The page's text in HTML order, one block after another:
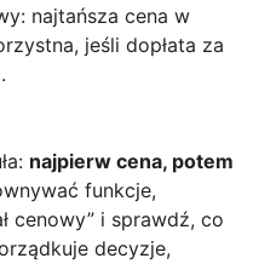
najtańsza cena w
jeśli dopłata za
najpierw cena, potem
funkcje,
cenowy” i sprawdź, co
decyzje,